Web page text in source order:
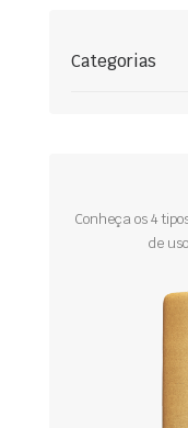
Categorias
Conheça os 4
de